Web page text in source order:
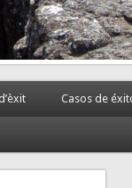
Casos de